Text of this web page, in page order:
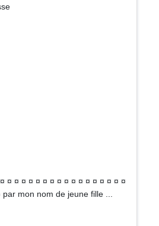
¤ ¤ ¤ ¤ ¤ ¤ ¤ ¤ ¤ ¤ ¤ ¤ ¤ ¤ ¤ ¤ ¤
mon nom de jeune fille ...